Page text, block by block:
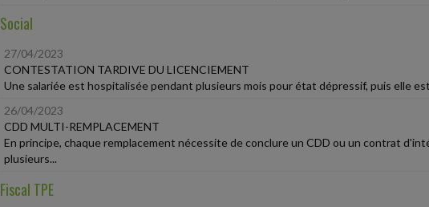
Social
27/04/2023
CONTESTATION TARDIVE DU LICENCIEMENT
Une salariée est hospitalisée pendant plusieurs mois pour état dépressif, puis elle
26/04/2023
CDD MULTI-REMPLACEMENT
En principe, chaque remplacement nécessite de conclure un CDD ou un contrat
plusieurs...
Fiscal TPE